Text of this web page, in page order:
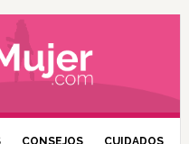
CONSEJOS CUIDADOS